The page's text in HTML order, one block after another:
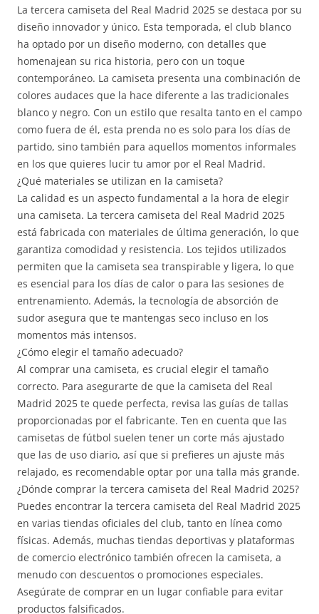
La tercera camiseta del Real Madrid 2025 se destaca por su
diseño innovador y único. Esta temporada, el club blanco
ha optado por un diseño moderno, con detalles que
homenajean su rica historia, pero con un toque
contemporáneo. La camiseta presenta una combinación de
colores audaces que la hace diferente a las tradicionales
blanco y negro. Con un estilo que resalta tanto en el campo
como fuera de él, esta prenda no es solo para los días de
partido, sino también para aquellos momentos informales
en los que quieres lucir tu amor por el Real Madrid.
¿Qué materiales se utilizan en la camiseta?
La calidad es un aspecto fundamental a la hora de elegir
una camiseta. La tercera camiseta del Real Madrid 2025
está fabricada con materiales de última generación, lo que
garantiza comodidad y resistencia. Los tejidos utilizados
permiten que la camiseta sea transpirable y ligera, lo que
es esencial para los días de calor o para las sesiones de
entrenamiento. Además, la tecnología de absorción de
sudor asegura que te mantengas seco incluso en los
momentos más intensos.
¿Cómo elegir el tamaño adecuado?
Al comprar una camiseta, es crucial elegir el tamaño
correcto. Para asegurarte de que la camiseta del Real
Madrid 2025 te quede perfecta, revisa las guías de tallas
proporcionadas por el fabricante. Ten en cuenta que las
camisetas de fútbol suelen tener un corte más ajustado
que las de uso diario, así que si prefieres un ajuste más
relajado, es recomendable optar por una talla más grande.
¿Dónde comprar la tercera camiseta del Real Madrid 2025?
Puedes encontrar la tercera camiseta del Real Madrid 2025
en varias tiendas oficiales del club, tanto en línea como
físicas. Además, muchas tiendas deportivas y plataformas
de comercio electrónico también ofrecen la camiseta, a
menudo con descuentos o promociones especiales.
Asegúrate de comprar en un lugar confiable para evitar
productos falsificados.